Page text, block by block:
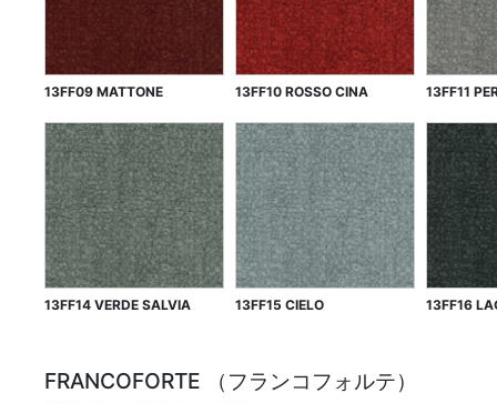
13FF09 MATTONE 13FF10 ROSSO CINA 13FF11
13FF14 VERDE SALVIA 13FF15 CIELO 13FF16
FRANCOFORTE （フランコフォルテ）